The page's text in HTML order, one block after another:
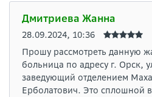
Дмитриева Жанна
28.09.2024, 10:36
Прошу рассмотреть данную
больница по адресу г. Орск,
заведующий отделением
Ерболатович. Это сплошной